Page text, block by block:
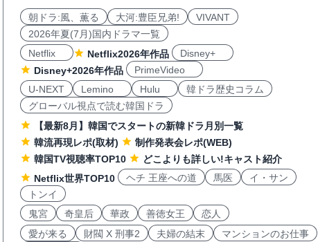
朝ドラ:風、薫る 大河:豊臣兄弟!
VIVANT
2026年夏(7月)国内ドラマ一覧
Netflix
Netflix2026年作品
Disney+
Disney+2026年作品
PrimeVideo
U-NEXT
Lemino Hulu
韓ドラ歴史コラム
グローバル視点で読む韓国ドラ
【最新8月】韓国でスタートの新韓ドラ月別一覧
韓流再現レポ(取材)
制作発表会レポ(WEB)
韓国TV視聴率TOP10
どこよりも詳しい!キャスト紹介
Netflix世界TOP10
ヘチ 王座への道 馬医
イ・サン
トンイ
鬼宮
奇皇后 華政 善徳女王
恋人
愛が来る
財閥 X 刑事2 夫婦の結末
マンションのお仕事